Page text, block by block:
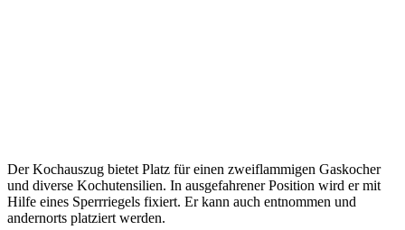
Der Kochauszug bietet Platz für einen zweiflammigen Gaskocher
und diverse Kochutensilien. In ausgefahrener Position wird er mit
Hilfe eines Sperrriegels fixiert. Er kann auch entnommen und
andernorts platziert werden.